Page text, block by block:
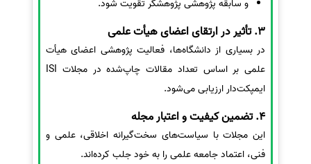
و سابقه پژوهشی پژوهشگر تقویت شود.
3. تأثیر در ارتقای اعضای هیأت علمی
در بسیاری از دانشگاه‌ها، فعالیت پژوهشی اعضای هیأت
علمی بر اساس تعداد مقالات چاپ‌شده در مجلات ISI
ایمپکت‌دار ارزیابی می‌شود.
4. تضمین کیفیت و اعتبار مجله
این مجلات با سیاست‌های سخت‌گیرانه اخلاقی، علمی و
فنی، اعتماد جامعه علمی را به خود جلب کرده‌اند.